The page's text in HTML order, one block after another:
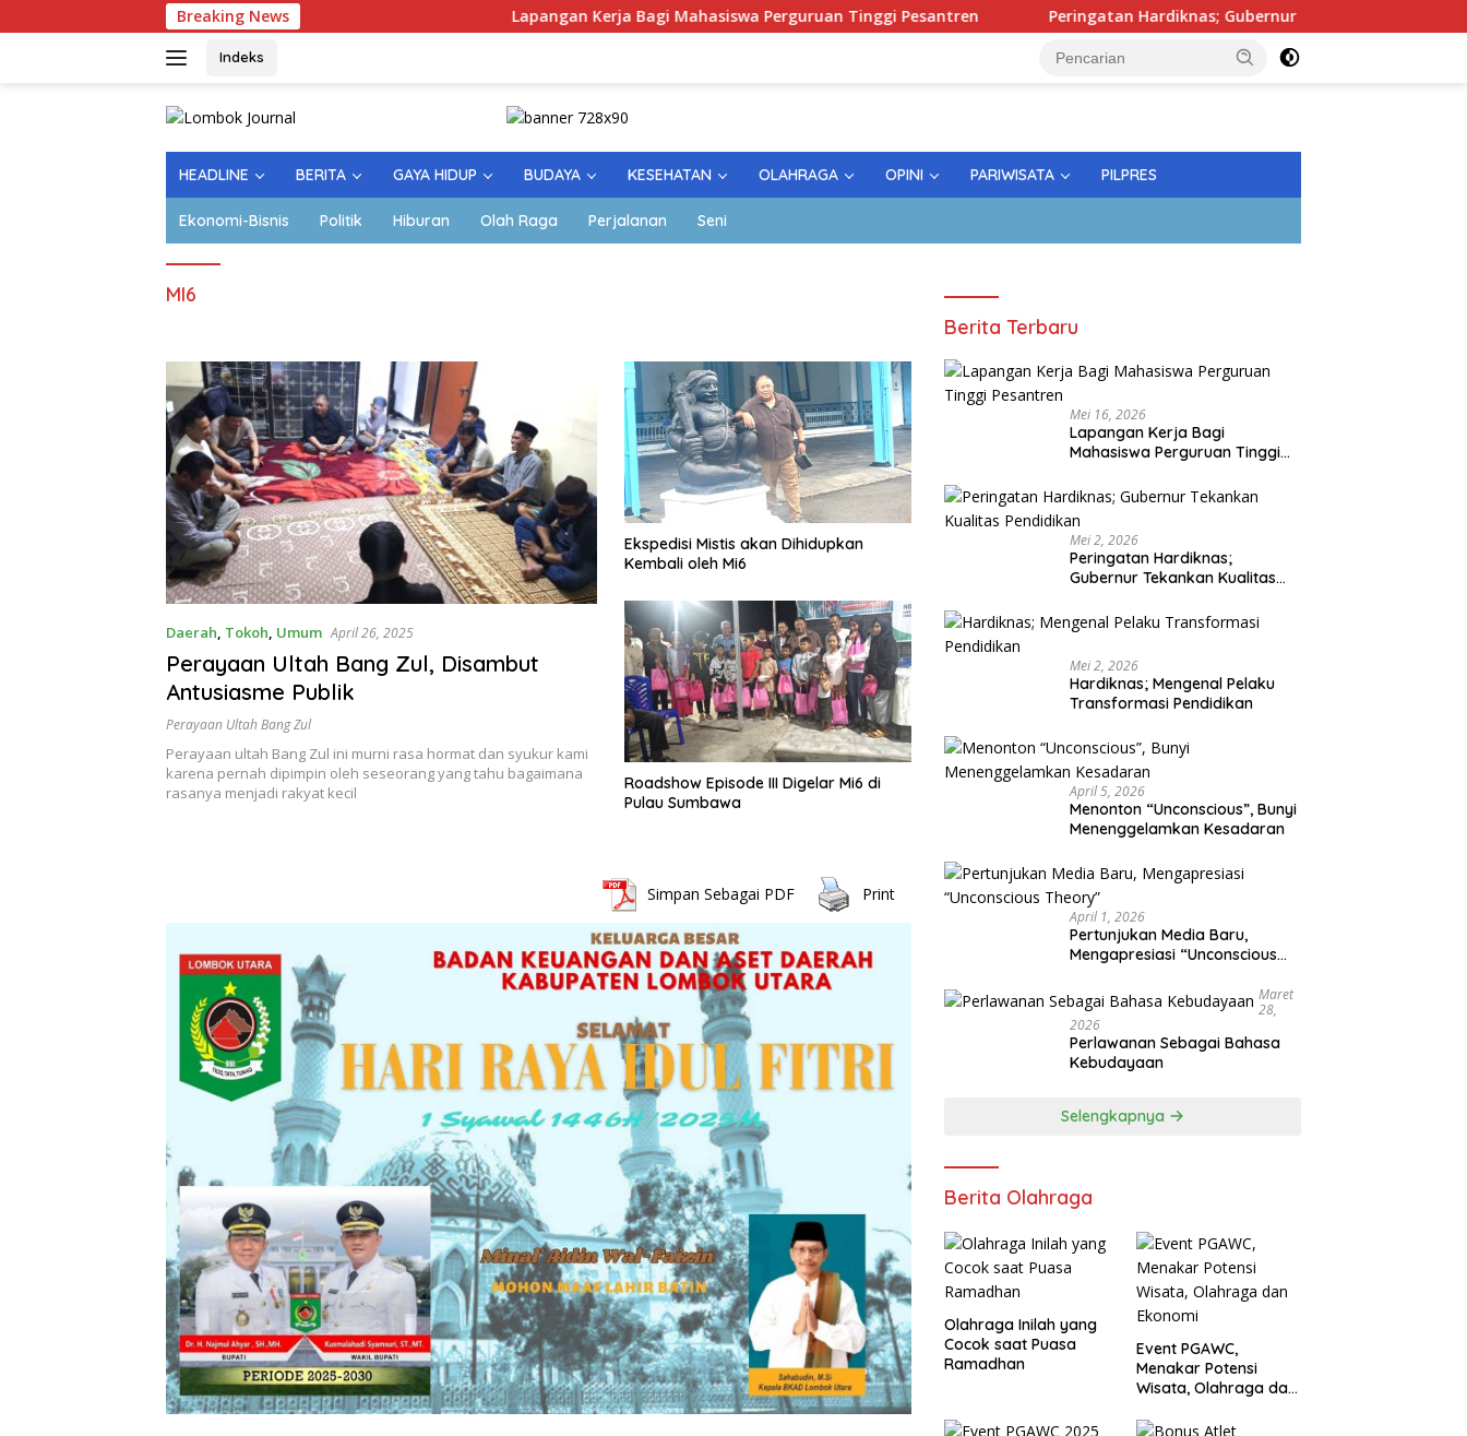
ke
Breaking News Lapangan Kerja Bagi Mahasiswa Perguruan Tinggi Pesantren Peringatan Hardiknas; Gubernur Tekankan Kualitas Pendidikan
Indeks
HEADLINE BERITA GAYA HIDUP BUDAYA KESEHATAN OLAHRAGA OPINI PARIWISATA PILPRES
Ekonomi-Bisnis Politik Hiburan Olah Raga Perjalanan Seni
MI6
Daerah, Tokoh, Umum April 26, 2025
Perayaan Ultah Bang Zul, Disambut
Antusiasme Publik
Perayaan Ultah Bang Zul
Perayaan ultah Bang Zul ini murni rasa hormat dan syukur kami
karena pernah dipimpin oleh seseorang yang tahu bagaimana
rasanya menjadi rakyat kecil
Ekspedisi Mistis akan Dihidupkan
Kembali oleh Mi6
Roadshow Episode III Digelar Mi6 di
Pulau Sumbawa
Simpan Sebagai PDF Print
Berita Terbaru
Mei 16, 2026
Lapangan Kerja Bagi
Mahasiswa Perguruan Tinggi
Mei 2, 2026
Peringatan Hardiknas;
Gubernur Tekankan Kualitas
Mei 2, 2026
Hardiknas; Mengenal Pelaku
Transformasi Pendidikan
April 5, 2026
Menonton “Unconscious”, Bunyi
Menenggelamkan Kesadaran
April 1, 2026
Pertunjukan Media Baru,
Mengapresiasi “Unconscious
Maret
28,
2026
Perlawanan Sebagai Bahasa
Kebudayaan
Selengkapnya
Berita Olahraga
Olahraga Inilah yang
Cocok saat Puasa
Ramadhan
Event PGAWC,
Menakar Potensi
Wisata, Olahraga dan